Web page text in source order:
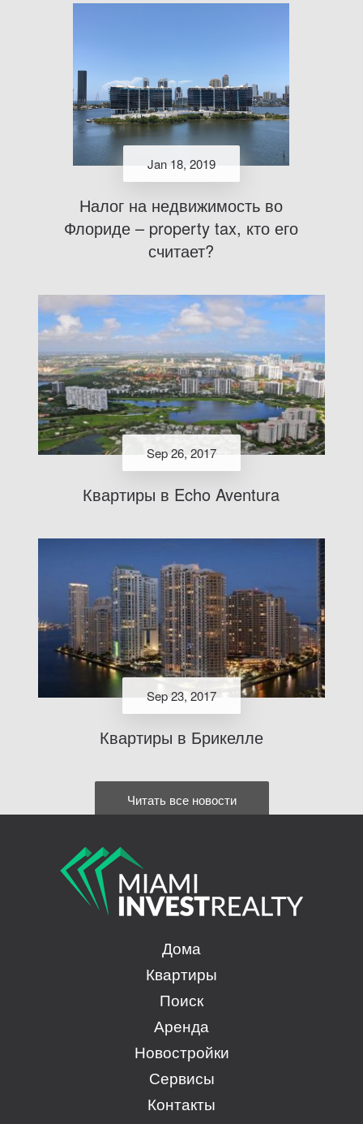
Jan 18, 2019
Налог на недвижимость во
Флориде – property tax, кто его
считает?
Sep 26, 2017
Квартиры в Echo Aventura
Sep 23, 2017
Квартиры в Брикелле
Читать все новости
Дома
Квартиры
Поиск
Аренда
Новостройки
Сервисы
Контакты